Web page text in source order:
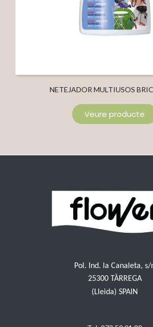
NETEJADOR MULTIUSOS
Veure producte
Pol. Ind. la Canaleta, s/
25300 TÀRREGA
(Lleida) SPAIN